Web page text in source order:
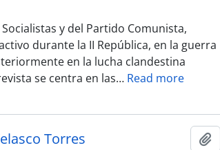
y del Partido Comunista,
durante la II República, en la guerra
en la lucha clandestina
se centra en las… Read more
Torres